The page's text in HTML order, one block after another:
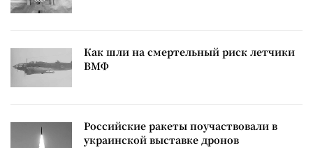
Как шли на смертельный риск летчики
ВМФ
Российские ракеты поучаствовали в
украинской выставке дронов